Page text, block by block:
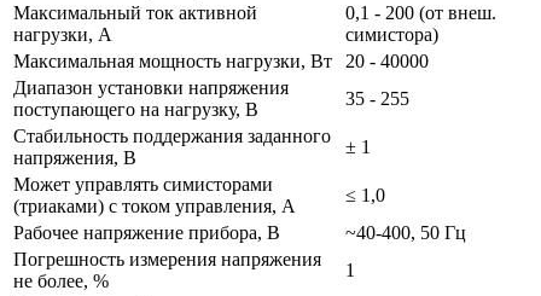
Максимальный ток активной
нагрузки, А
0,1 - 200 (от внеш.
симистора)
Максимальная мощность нагрузки, Вт
20 - 40000
Диапазон установки напряжения
поступающего на нагрузку, В
35 - 255
Стабильность поддержания заданного
напряжения, В
± 1
Может управлять симисторами
(триаками) с током управления, А
≤ 1,0
Рабочее напряжение прибора, В
~40-400, 50 Гц
Погрешность измерения напряжения
не более, %
1